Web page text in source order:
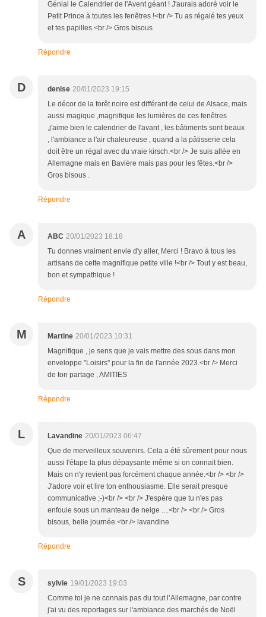
Génial le Calendrier de l'Avent géant ! J'aurais adoré voir le
Petit Prince à toutes les fenêtres !<br /> Tu as régalé tes yeux
et tes papilles.<br /> Gros bisous
Répondre
D denise 20/01/2023 19:15
Le décor de la forêt noire est différant de celui de Alsace, mais
aussi magique ,magnifique les lumières de ces fenêtres
,j'aime bien le calendrier de l'avant , les bâtiments sont beaux
, l'ambiance a l'air chaleureuse , quand a la pâtisserie cela
doit être un régal avec du vraie kirsch.<br /> Je suis allée en
Allemagne mais en Bavière mais pas pour les fêtes.<br />
Gros bisous .
Répondre
A ABC 20/01/2023 18:18
Tu donnes vraiment envie d'y aller, Merci ! Bravo à tous les
artisans de cette magnifique petite ville !<br /> Tout y est beau,
bon et sympathique !
Répondre
M Martine 20/01/2023 10:31
Magnifique , je sens que je vais mettre des sous dans mon
enveloppe "Loisirs" pour la fin de l'année 2023.<br /> Merci
de ton partage , AMITIES
Répondre
L Lavandine 20/01/2023 06:47
Que de merveilleux souvenirs. Cela a été sûrement pour nous
aussi l'étape la plus dépaysante même si on connait bien.
Mais on n'y revient pas forcément chaque année.<br /> <br />
J'adore voir et lire ton enthousiasme. Elle serait presque
communicative ;-)<br /> <br /> J'espère que tu n'es pas
enfouie sous un manteau de neige ....<br /> <br /> Gros
bisous, belle journée.<br /> lavandine
Répondre
S sylvie 19/01/2023 19:03
Comme toi je ne connais pas du tout l’Allemagne, par contre
j'ai vu des reportages sur l'ambiance des marchés de Noël